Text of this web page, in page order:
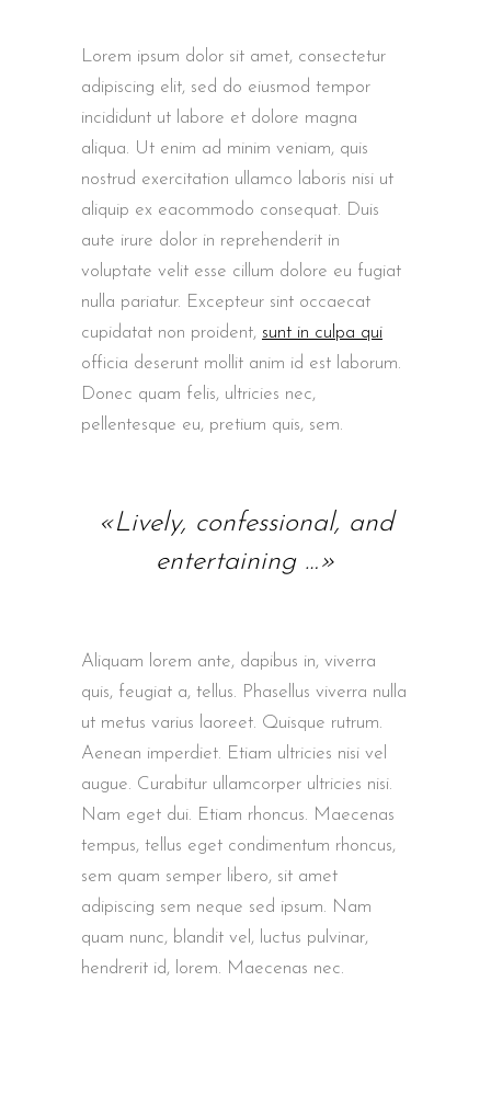
Lorem ipsum dolor sit amet, consectetur
adipiscing elit, sed do eiusmod tempor
incididunt ut labore et dolore magna
aliqua. Ut enim ad minim veniam, quis
nostrud exercitation ullamco laboris nisi ut
aliquip ex eacommodo consequat. Duis
aute irure dolor in reprehenderit in
voluptate velit esse cillum dolore eu fugiat
nulla pariatur. Excepteur sint occaecat
cupidatat non proident, sunt in culpa qui
officia deserunt mollit anim id est laborum.
Donec quam felis, ultricies nec,
pellentesque eu, pretium quis, sem.
«Lively, confessional, and
entertaining …»
Aliquam lorem ante, dapibus in, viverra
quis, feugiat a, tellus. Phasellus viverra nulla
ut metus varius laoreet. Quisque rutrum.
Aenean imperdiet. Etiam ultricies nisi vel
augue. Curabitur ullamcorper ultricies nisi.
Nam eget dui. Etiam rhoncus. Maecenas
tempus, tellus eget condimentum rhoncus,
sem quam semper libero, sit amet
adipiscing sem neque sed ipsum. Nam
quam nunc, blandit vel, luctus pulvinar,
hendrerit id, lorem. Maecenas nec.